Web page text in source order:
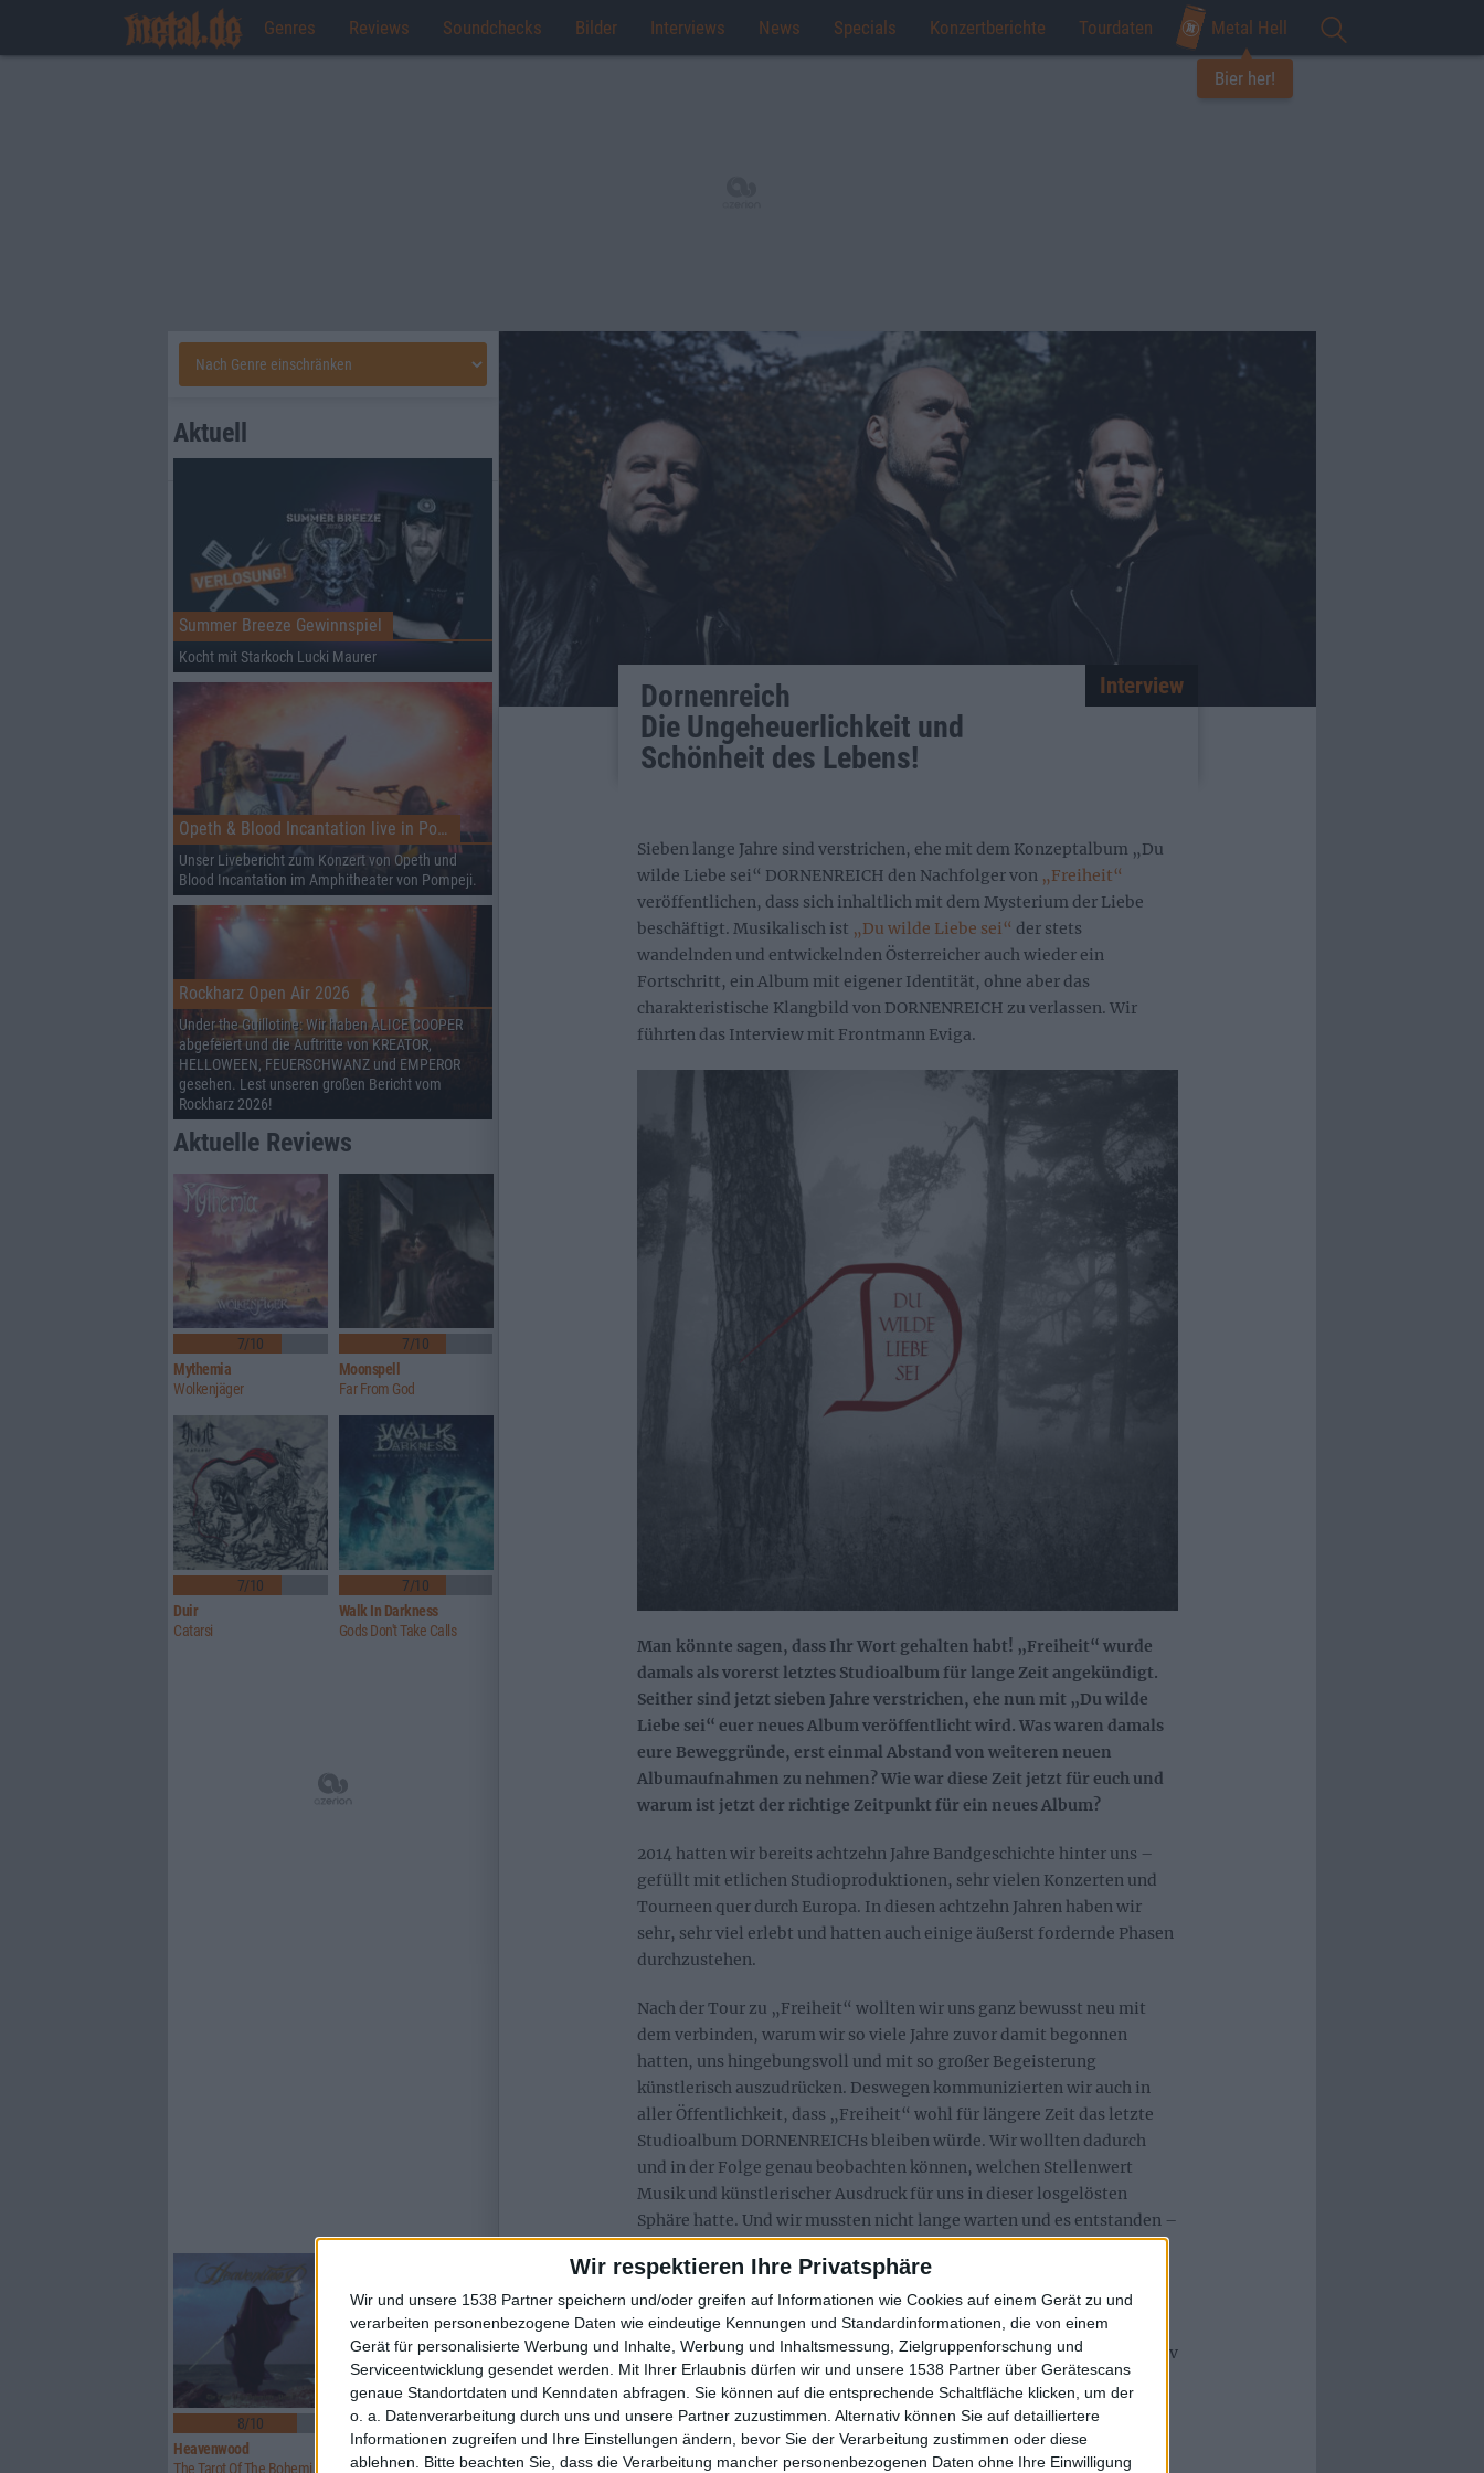
Wir respektieren Ihre Privatsphäre
Wir und unsere 1538 Partner speichern und/oder greifen auf Informationen wie Cookies auf einem Gerät zu und
verarbeiten personenbezogene Daten wie eindeutige Kennungen und Standardinformationen, die von einem
Gerät für personalisierte Werbung und Inhalte, Werbung und Inhaltsmessung, Zielgruppenforschung und
Serviceentwicklung gesendet werden.
Mit Ihrer Erlaubnis dürfen wir und unsere 1538 Partner über Gerätescans
genaue Standortdaten und Kenndaten abfragen. Sie können auf die entsprechende Schaltfläche klicken, um der
o. a. Datenverarbeitung durch uns und unsere Partner zuzustimmen. Alternativ können Sie auf detailliertere
Informationen zugreifen und Ihre Einstellungen ändern, bevor Sie der Verarbeitung zustimmen oder diese
ablehnen.
Bitte beachten Sie, dass die Verarbeitung mancher personenbezogenen Daten ohne Ihre Einwilligung
Genres Reviews Soundchecks Bilder Interviews News Specials Konzertberichte Tourdaten Metal Hell
Bier her!
Dornenreich
Die Ungeheuerlichkeit und
Schönheit des Lebens!
Interview
Sieben lange Jahre sind verstrichen, ehe mit dem Konzeptalbum „Du
wilde Liebe sei“ DORNENREICH den Nachfolger von „Freiheit“
veröffentlichen, dass sich inhaltlich mit dem Mysterium der Liebe
beschäftigt. Musikalisch ist „Du wilde Liebe sei“ der stets
wandelnden und entwickelnden Österreicher auch wieder ein
Fortschritt, ein Album mit eigener Identität, ohne aber das
charakteristische Klangbild von DORNENREICH zu verlassen. Wir
führten das Interview mit Frontmann Eviga.
Man könnte sagen, dass Ihr Wort gehalten habt! „Freiheit“ wurde
damals als vorerst letztes Studioalbum für lange Zeit angekündigt.
Seither sind jetzt sieben Jahre verstrichen, ehe nun mit „Du wilde
Liebe sei“ euer neues Album veröffentlicht wird. Was waren damals
eure Beweggründe, erst einmal Abstand von weiteren neuen
Albumaufnahmen zu nehmen? Wie war diese Zeit jetzt für euch und
warum ist jetzt der richtige Zeitpunkt für ein neues Album?
2014 hatten wir bereits achtzehn Jahre Bandgeschichte hinter uns –
gefüllt mit etlichen Studioproduktionen, sehr vielen Konzerten und
Tourneen quer durch Europa. In diesen achtzehn Jahren haben wir
sehr, sehr viel erlebt und hatten auch einige äußerst fordernde Phasen
durchzustehen.
Nach der Tour zu „Freiheit“ wollten wir uns ganz bewusst neu mit
dem verbinden, warum wir so viele Jahre zuvor damit begonnen
hatten, uns hingebungsvoll und mit so großer Begeisterung
künstlerisch auszudrücken. Deswegen kommunizierten wir auch in
aller Öffentlichkeit, dass „Freiheit“ wohl für längere Zeit das letzte
Studioalbum DORNENREICHs bleiben würde. Wir wollten dadurch
und in der Folge genau beobachten können, welchen Stellenwert
Musik und künstlerischer Ausdruck für uns in dieser losgelösten
Sphäre hatte. Und wir mussten nicht lange warten und es entstanden –
ganz natürlich und intuitiv – neue Stücke und Konzeptideen. Das war
für mich persönlich eine sehr bewegende und bedeutsame Erfahrung,
denn sie führte mir ganz deutlich vor Augen, wie sehr künstlerischer
Ausdruck in meinem Fall damit zusammenfiel, wie ich mein Hiersein
als Mensch verarbeite. Es gehört existenziell zu mir, künstlerisch aktiv
zu werden oder jedenfalls am Instrument zu träumen, wie ich das oft
nenne.
2014 hatte ich ja außerdem klar gesagt, dass wir weiterhin Konzerte
Aktuell
Summer Breeze Gewinnspiel
Kocht mit Starkoch Lucki Maurer
Opeth & Blood Incantation live in Pompeji
Unser Livebericht zum Konzert von Opeth und
Blood Incantation im Amphitheater von Pompeji.
Rockharz Open Air 2026
Under the Guillotine: Wir haben ALICE COOPER
abgefeiert und die Auftritte von KREATOR,
HELLOWEEN, FEUERSCHWANZ und EMPEROR
gesehen. Lest unseren großen Bericht vom
Rockharz 2026!
Aktuelle Reviews
7/10
Mythemia
Wolkenjäger
7/10
Moonspell
Far From God
7/10
Duir
Catarsi
7/10
Walk In Darkness
Gods Don't Take Calls
8/10
Heavenwood
5/10
Uwe Lulis Project
Analog